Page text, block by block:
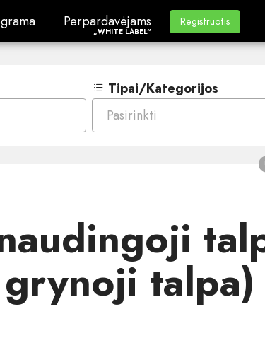
Perpardavėjams„White Label“
Perpardavėjams
„WHITE LABEL“
Mokymasis
Mokymasis
Registruotis
Registruotis
Tipai/Kategorijos
Pasirinkti
talpa)